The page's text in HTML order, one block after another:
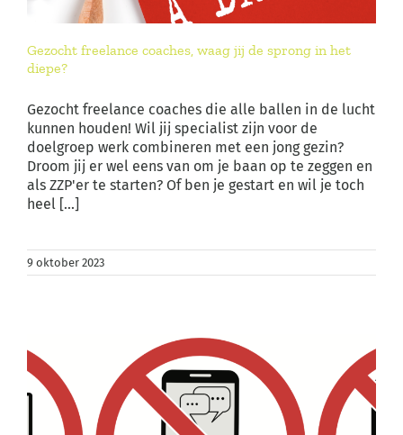
Gezocht freelance coaches, waag jij de sprong in het
diepe?
Gezocht freelance coaches die alle ballen in de lucht
kunnen houden! Wil jij specialist zijn voor de
doelgroep werk combineren met een jong gezin?
Droom jij er wel eens van om je baan op te zeggen en
als ZZP'er te starten? Of ben je gestart en wil je toch
heel [...]
9 oktober 2023